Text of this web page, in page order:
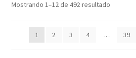
Mostrando 1–12 de 492 resultado
1 2 3 4 … 39